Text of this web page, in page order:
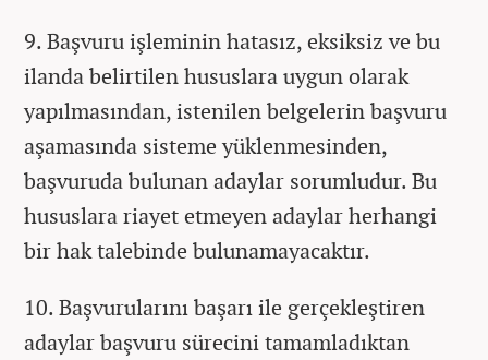
9. Başvuru işleminin hatasız, eksiksiz ve bu
ilanda belirtilen hususlara uygun olarak
yapılmasından, istenilen belgelerin başvuru
aşamasında sisteme yüklenmesinden,
başvuruda bulunan adaylar sorumludur. Bu
hususlara riayet etmeyen adaylar herhangi
bir hak talebinde bulunamayacaktır.
10. Başvurularını başarı ile gerçekleştiren
adaylar başvuru sürecini tamamladıktan